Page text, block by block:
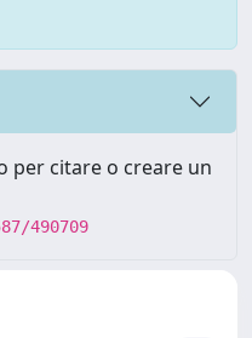
per citare o creare un
490709